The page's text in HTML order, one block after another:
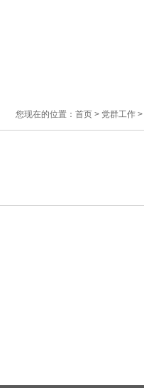
您现在的位置： 首页 > 党群工作 >